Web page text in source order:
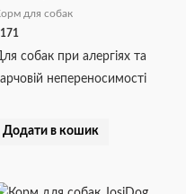
для собак
171
собак при алергіях та
непереносимості
Додати в кошик